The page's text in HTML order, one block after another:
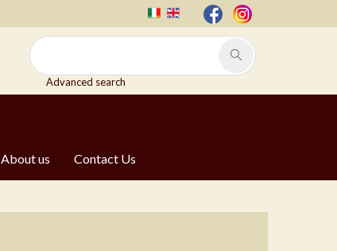
Advanced search
About us Contact Us